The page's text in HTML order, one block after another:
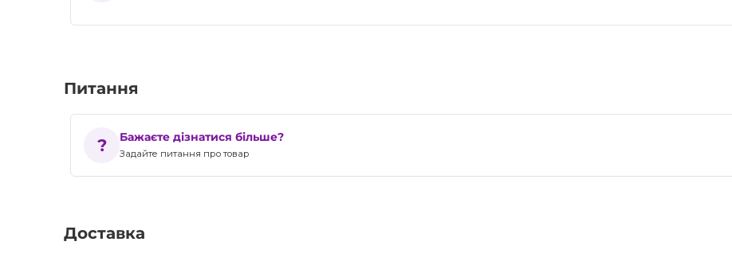
Питання
Бажаєте дізнатися більше?
Задайте питання про товар
Доставка